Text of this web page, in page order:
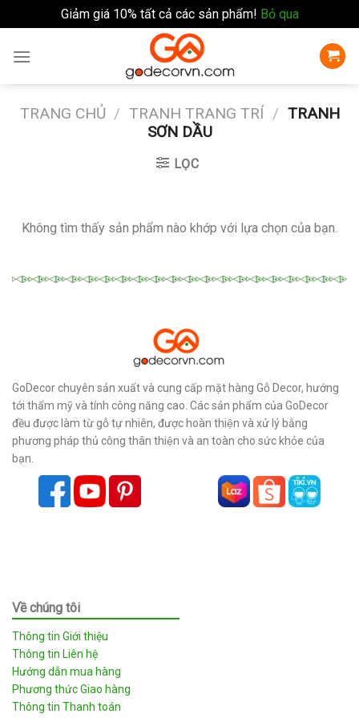
Giảm giá 10% tất cả các sản phẩm! Bỏ qua
TRANG CHỦ / TRANH TRANG TRÍ / TRANH
SƠN DẦU
LỌC
Không tìm thấy sản phẩm nào khớp với lựa chọn của bạn.
GoDecor chuyên sản xuất và cung cấp mặt hàng Gỗ Decor, hướng
tới thẩm mỹ và tính công năng cao. Các sản phẩm của GoDecor
đều được làm từ gỗ tự nhiên, được hoàn thiện và xử lý bằng
phương pháp thủ công thân thiện và an toàn cho sức khỏe của
bạn.
Về chúng tôi
Thông tin Giới thiệu
Thông tin Liên hệ
Hướng dẫn mua hàng
Phương thức Giao hàng
Thông tin Thanh toán